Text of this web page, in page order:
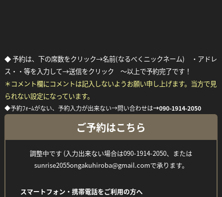
◆ 予約は、下の席数をクリック→名前(なるべくニックネーム) ・アドレ
ス・・等を入力して→送信をクリック ～以上で予約完了です！
＊コメント欄にコメントは記入しないようお願い申し上げます。当方で見
られない設定になっています。
◆予約ﾌｫｰﾑがない、予約入力が出来ない→問い合わせは→090-1914-2050
ご予約はこちら
調整中です (入力出来ない場合は090-1914-2050、または
sunrise2055ongakuhiroba@gmail.comで承ります。
スマートフォン・携帯電話をご利用の方へ
Facebook
Twitter
Line